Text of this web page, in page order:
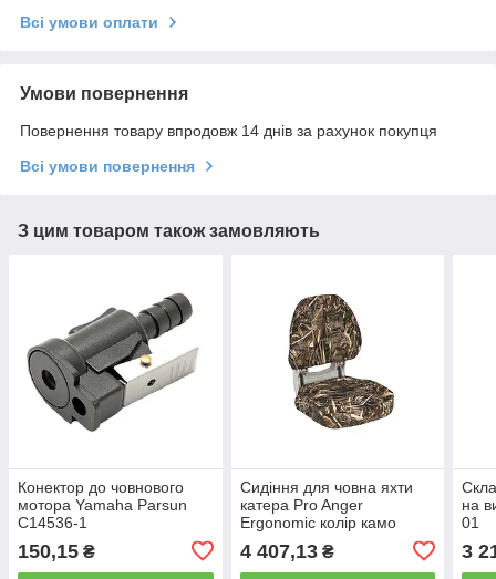
Всі умови оплати
Умови повернення
Повернення товару впродовж 14 днів за рахунок покупця
Всі умови повернення
З цим товаром також замовляють
Конектор до човнового
мотора Yamaha Parsun
C14536-1
150,15 ₴
Сидіння для човна яхти
катера Pro Anger
Ergonomic колір камо
4 407,13₴
на
01
3